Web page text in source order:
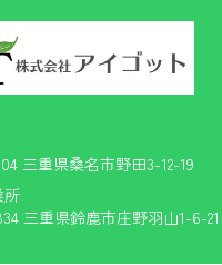
三重県桑名市野田3-12-19
所
三重県鈴鹿市庄野羽山1-6-21